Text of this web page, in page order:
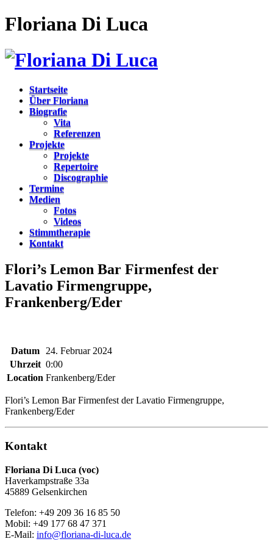
Floriana Di Luca
Startseite
Über Floriana
Biografie
Vita
Referenzen
Projekte
Projekte
Repertoire
Discographie
Termine
Medien
Fotos
Videos
Stimmtherapie
Kontakt
Flori’s Lemon Bar Firmenfest der
Lavatio Firmengruppe,
Frankenberg/Eder
Datum
24. Februar 2024
Uhrzeit 0:00
Location Frankenberg/Eder
Flori’s Lemon Bar Firmenfest der Lavatio Firmengruppe,
Frankenberg/Eder
Kontakt
Floriana Di Luca (voc)
Haverkampstraße 33a
45889 Gelsenkirchen
Telefon: +49 209 36 16 85 50
Mobil: +49 177 68 47 371
E-Mail: info@floriana-di-luca.de